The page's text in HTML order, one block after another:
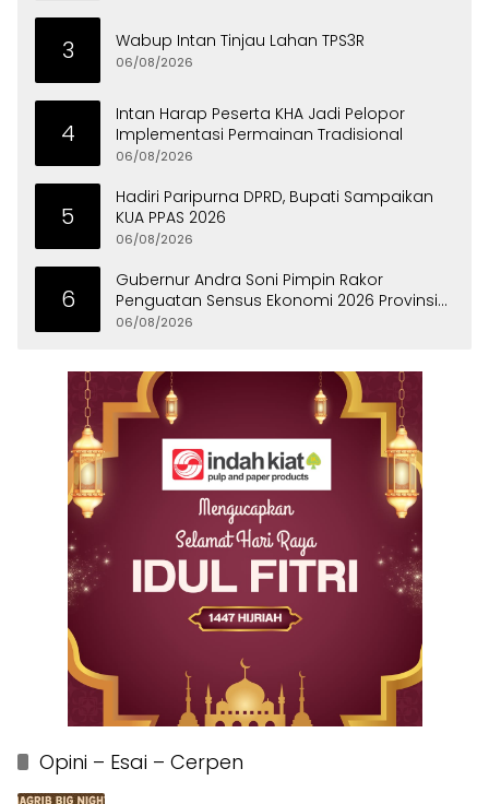
3 Wabup Intan Tinjau Lahan TPS3R
06/08/2026
4
Intan Harap Peserta KHA Jadi Pelopor
Implementasi Permainan Tradisional
06/08/2026
5
Hadiri Paripurna DPRD, Bupati Sampaikan
KUA PPAS 2026
06/08/2026
6
Gubernur Andra Soni Pimpin Rakor
Penguatan Sensus Ekonomi 2026 Provinsi
Banten
06/08/2026
Opini – Esai – Cerpen